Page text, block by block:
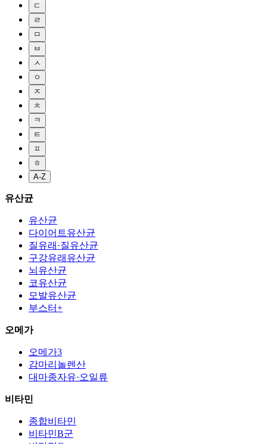
ㄷ
ㄹ
ㅁ
ㅂ
ㅅ
ㅇ
ㅈ
ㅊ
ㅋ
ㅌ
ㅍ
ㅎ
A-Z
유산균
유산균
다이어트유산균
질유래·질유산균
구강유래유산균
뇌유산균
코유산균
모발유산균
부스터+
오메가
오메가3
감마리놀렌산
대마종자유·오일류
비타민
종합비타민
비타민B군